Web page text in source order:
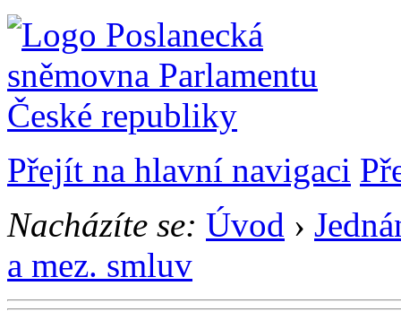
Přejít na hlavní navigaci
Nacházíte se: Úvod ›
a mez. smluv